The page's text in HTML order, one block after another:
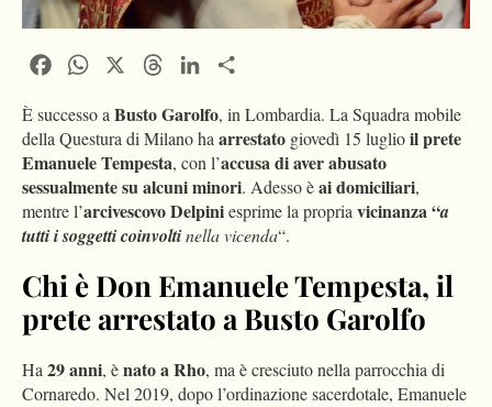
FacebookWhatsApp ThreadsLinkedIn
È successo aBusto Garolfo, in Lombardia. La Squadra mobile
della Questura di Milano haarrestato giovedì 15 luglioil prete
Emanuele Tempesta, con l’accusa di aver abusato
sessualmente su alcuni minori. Adesso èai domiciliari,
mentre l’arcivescovo Delpiniesprime la propriavicinanza “a
tutti i soggetti coinvoltinella vicenda“.
Chi è Don Emanuele Tempesta, il
prete arrestato a Busto Garolfo
Ha29 anni, ènato a Rho, ma è cresciuto nella parrocchia di
Cornaredo. Nel 2019, dopo l’ordinazione sacerdotale, Emanuele